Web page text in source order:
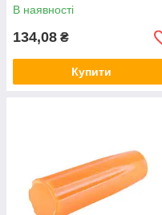
В наявності
134,08 ₴
Купити